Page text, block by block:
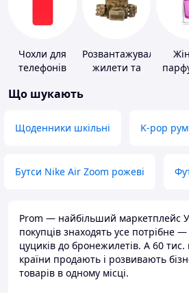
Чохли для
телефонів
Розвантажувальні
жилети та
Що шукають
Щоденники шкільні K-pop
Бутси Nike Air Zoom рожеві
Prom — найбільший маркетплейс
покупців знаходять усе потрібне
цуциків до бронежилетів. А 60 тис.
країни продають і розвивають
товарів в одному місці.